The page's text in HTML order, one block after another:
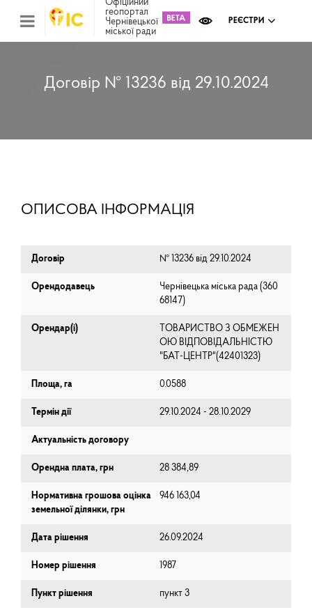
Офіційний
геопортал
Чернівецької
міської ради
РЕЄСТРИ
Договір № 13236 від 29.10.2024
ОПИСОВА ІНФОРМАЦІЯ
Договір № 13236 від 29.10.2024
Орендодавець
Чернівецька міська рада (⁨360
68147⁩)
Орендар(і)
ТОВАРИСТВО З ОБМЕЖЕН
ОЮ ВІДПОВІДАЛЬНІСТЮ
"БАТ-ЦЕНТР"(42401323)
Площа, га 0.0588
Термін дії 29.10.2024 - 28.10.2029
Актуальність договору
Орендна плата, грн 28 384,89
Нормативна грошова оцінка
земельної ділянки, грн
946 163,04
Дата рішення 26.09.2024
Номер рішення 1987
Пункт рішення пункт 3